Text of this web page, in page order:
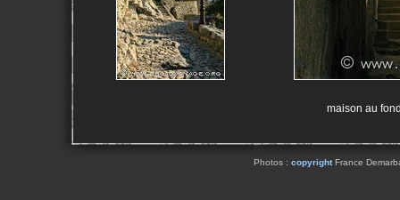
maison au
Photos : copyrightFrance